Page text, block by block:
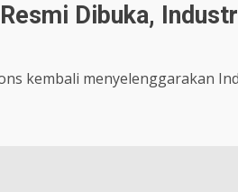
Dibuka,
kembali menyelenggarakan